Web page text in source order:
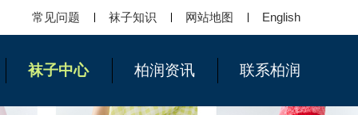
常见问题 袜子知识 网站地图 English
袜子中心 柏润资讯 联系柏润